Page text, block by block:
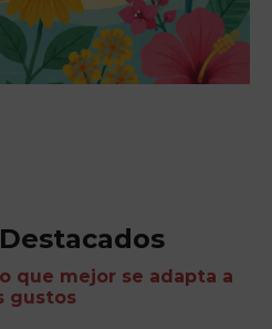
que mejor se adapta a
gustos